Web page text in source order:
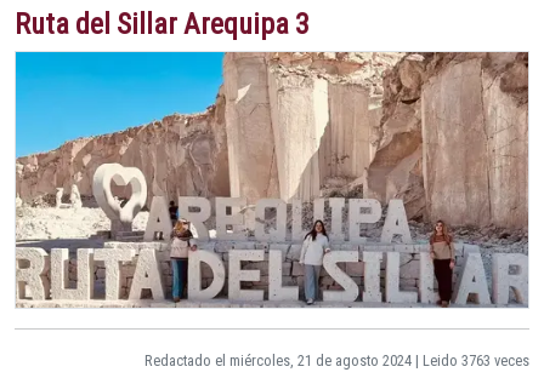
Ruta del Sillar Arequipa 3
Redactado el miércoles, 21 de agosto 2024 | Leido 3763 veces